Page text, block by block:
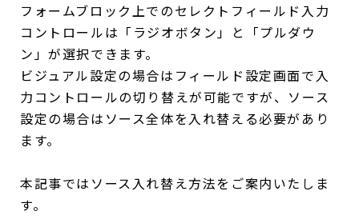
フォームブロック上でのセレクトフィールド入力
コントロールは「ラジオボタン」と「プルダウ
ン」が選択できます。
ビジュアル設定の場合はフィールド設定画面で入
力コントロールの切り替えが可能ですが、ソース
設定の場合はソース全体を入れ替える必要があり
ます。
本記事ではソース入れ替え方法をご案内いたしま
す。